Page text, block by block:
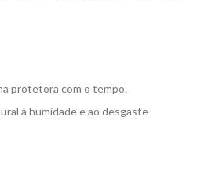
protetora com o tempo.
à humidade e ao desgaste